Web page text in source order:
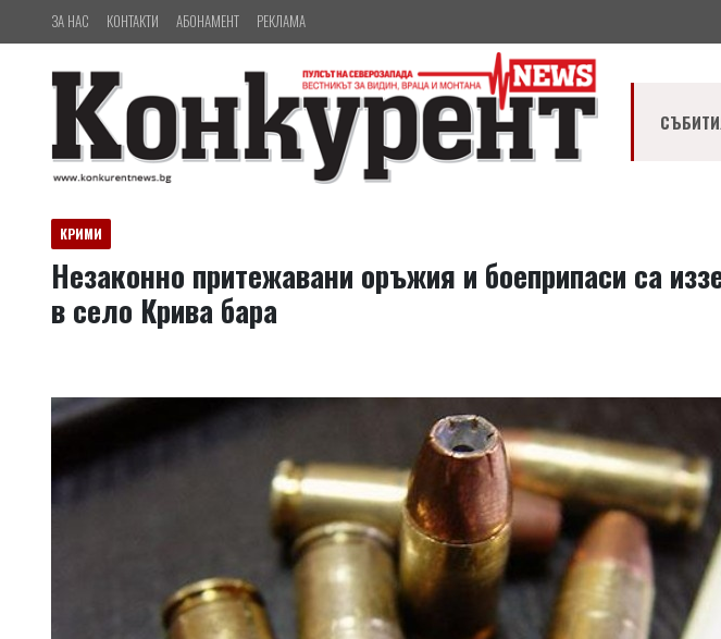
ЗА НАС КОНТАКТИ АБОНАМЕНТ РЕКЛАМА
КРИМИ
Незаконно притежавани оръжия и боеприпаси са
в село Крива бара